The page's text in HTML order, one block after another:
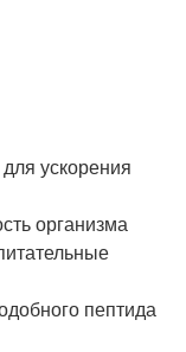
ускорения
организма
пептида